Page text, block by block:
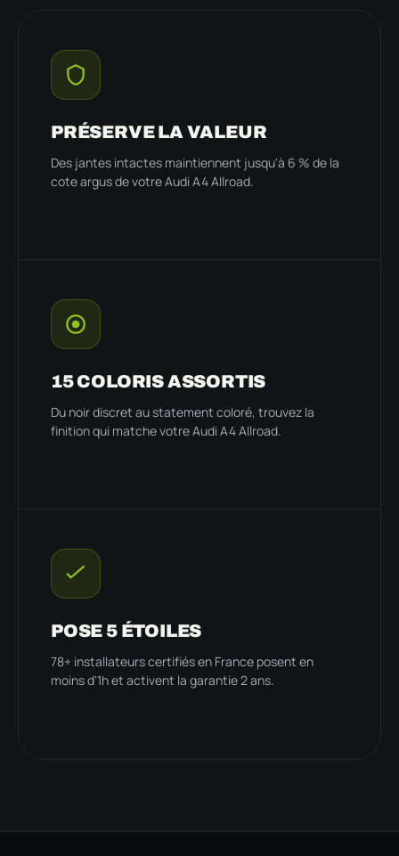
PRÉSERVE LA VALEUR
Des jantes intactes maintiennent jusqu'à 6 % de la
cote argus de votre Audi A4 Allroad.
15 COLORIS ASSORTIS
Du noir discret au statement coloré, trouvez la
finition qui matche votre Audi A4 Allroad.
POSE 5 ÉTOILES
78+ installateurs certifiés en France posent en
moins d'1h et activent la garantie 2 ans.